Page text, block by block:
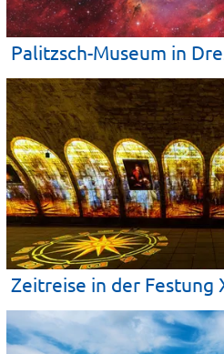
Palitzsch-Museum in
Zeitreise in der Festung